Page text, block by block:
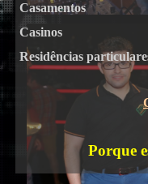
Casamentos
Casinos
Residências
Porque